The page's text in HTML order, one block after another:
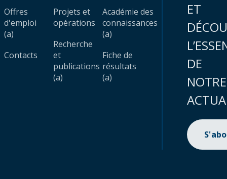
Offres
d'emploi
(a)
Contacts
Projets et
opérations
Recherche
et
publications
(a)
Académie des
connaissances
(a)
Fiche de
résultats
(a)
ET
DE
NOTRE